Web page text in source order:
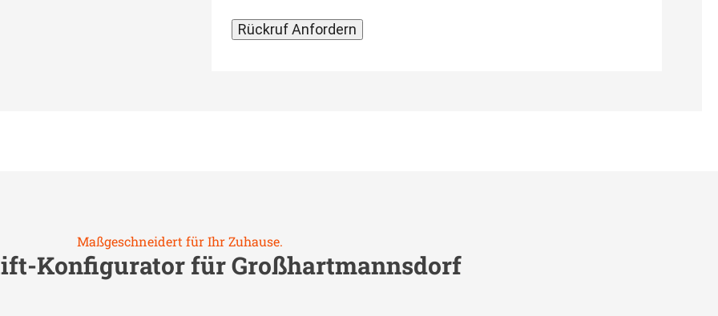
Maßgeschneidert für Ihr Zuhause.
Konfigurator fürGroßhartmannsdorf